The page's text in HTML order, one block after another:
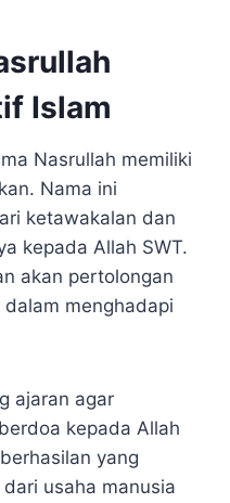
Islam
Nasrullah memiliki
Nama ini
ketawakalan dan
kepada Allah SWT.
akan pertolongan
menghadapi
ajaran agar
kepada Allah
yang
usaha manusia